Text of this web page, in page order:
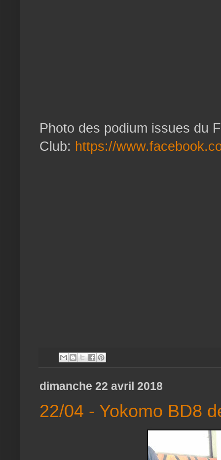
Photo des podium issues du
Club: https://
dimanche 22 avril 2018
22/04 - Yokomo BD8